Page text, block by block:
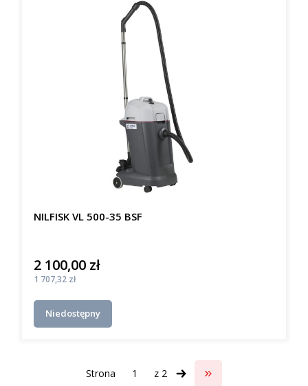
NILFISK VL 500-35 BSF
Cena
2 100,00 zł
Cena
1 707,32 zł
Niedostępny
Strona z 2 Przejdź do ostatniej